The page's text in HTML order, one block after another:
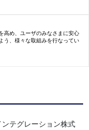
高め、ユーザのみなさまに安心
う、様々な取組みを行なってい
テグレーション株式